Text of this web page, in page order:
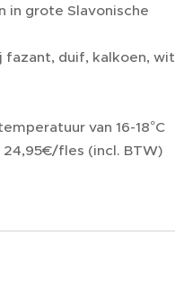
in grote Slavonische
fazant, duif, kalkoen, wit
van 16-18°C
fles (incl. BTW)